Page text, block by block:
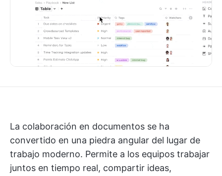
La colaboración en documentos se ha
convertido en una piedra angular del lugar de
trabajo moderno. Permite a los equipos trabajar
juntos en tiempo real, compartir ideas,